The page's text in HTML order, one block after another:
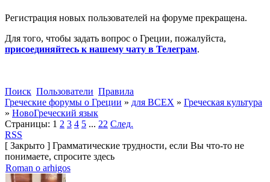
Регистрация новых пользователей на форуме прекращена.
Для того, чтобы задать вопрос о Греции, пожалуйста,
присоединяйтесь к нашему чату в Телеграм.
Поиск Пользователи Правила
Греческие форумы о Греции » для ВСЕХ » Греческая культура
» НовоГреческий язык
Страницы: 1 2 3 4 5 ... 22 След.
RSS
[ Закрыто ] Грамматические трудности, если Вы что-то не
понимаете, спросите здесь
Roman o arhigos